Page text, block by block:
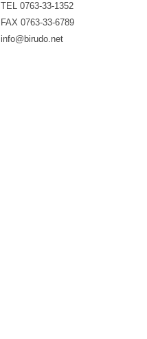
TEL 0763-33-1352
FAX 0763-33-6789
info@birudo.net